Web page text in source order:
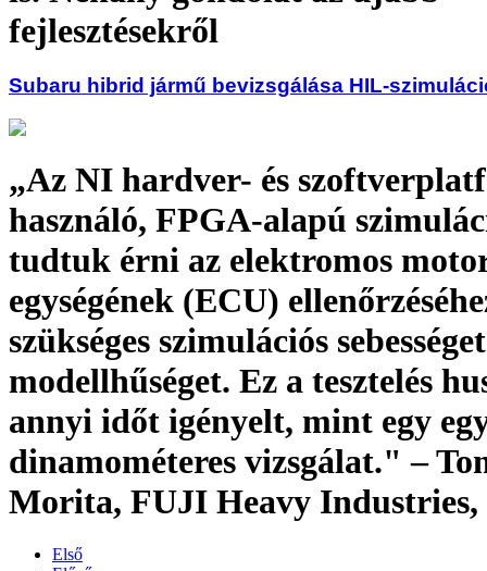
fejlesztésekről
Subaru hibrid jármű bevizsgálása HIL-
„Az NI hardver- és
használó, FPGA-alapú
tudtuk érni az elektromos
egységének (ECU)
szükséges szimulációs
modellhűséget. Ez a tesztelés
annyi időt igényelt, mint egy
dinamométeres vizsgálat." –
Morita, FUJI Heavy
Első